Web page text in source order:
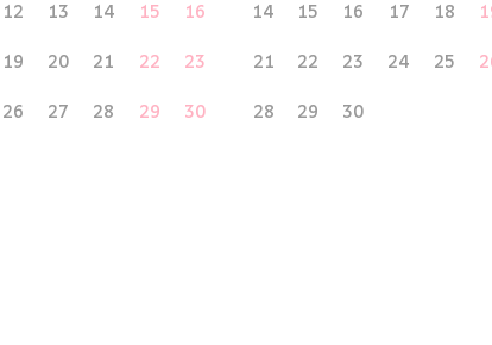
12 13 14 15 16
19 20 21 22 23
26 27 28 29 30
14 15 16 17 18
21 22 23 24 25
28 29 30